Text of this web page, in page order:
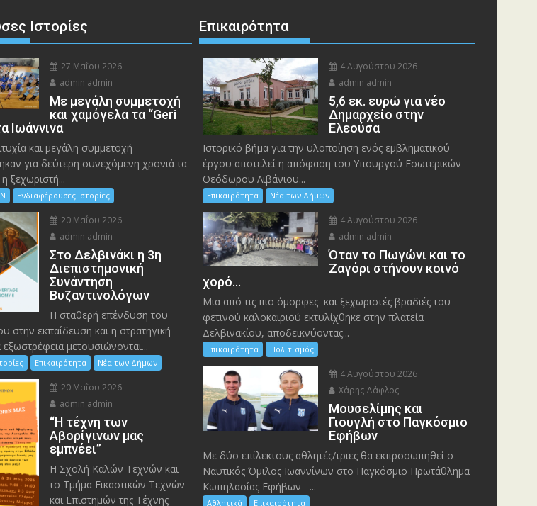
Ιστορίες
27 Μαΐου 2026
admin admin
Με μεγάλη συμμετοχή
και χαμόγελα τα “Geri
Ιωάννινα
και μεγάλη συμμετοχή
για δεύτερη συνεχόμενη χρονιά τα
ξεχωριστή...
Ενδιαφέρουσες Ιστορίες
20 Μαΐου 2026
admin admin
Στο Δελβινάκι η 3η
Διεπιστημονική
Συνάντηση
Βυζαντινολόγων
Η σταθερή επένδυση του
στην εκπαίδευση και η στρατηγική
μετουσιώνονται...
Επικαιρότητα Νέα των Δήμων
20 Μαΐου 2026
admin admin
“Η τέχνη των
Αβορίγινων μας
εμπνέει”
Η Σχολή Καλών Τεχνών και
το Τμήμα Εικαστικών Τεχνών
και Επιστημών της Τέχνης
Επικαιρότητα
4 Αυγούστου 2026
admin admin
5,6 εκ. ευρώ για νέο
Δημαρχείο στην
Ελεούσα
Ιστορικό βήμα για την υλοποίηση ενός εμβληματικού
έργου αποτελεί η απόφαση του Υπουργού Εσωτερικών
Θεόδωρου Λιβάνιου...
Επικαιρότητα Νέα των Δήμων
4 Αυγούστου 2026
admin admin
Όταν το Πωγώνι και το
Ζαγόρι στήνουν κοινό
χορό…
Μια από τις πιο όμορφες και ξεχωριστές βραδιές του
φετινού καλοκαιριού εκτυλίχθηκε στην πλατεία
Δελβινακίου, αποδεικνύοντας...
Επικαιρότητα Πολιτισμός
4 Αυγούστου 2026
Χάρης Δάφλος
Μουσελίμης και
Γιουγλή στο Παγκόσμιο
Εφήβων
Mε δύο επίλεκτους αθλητές/τριες θα εκπροσωπηθεί ο
Ναυτικός Όμιλος Ιωαννίνων στο Παγκόσμιο Πρωτάθλημα
Κωπηλασίας Εφήβων –...
Αθλητικά Επικαιρότητα